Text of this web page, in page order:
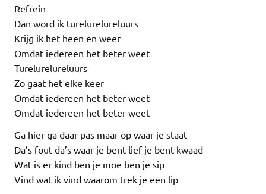
Refrein
Dan word ik turelurelureluurs
Krijg ik het heen en weer
Omdat iedereen het beter weet
Turelurelureluurs
Zo gaat het elke keer
Omdat iedereen het beter weet
Omdat iedereen het beter weet
Ga hier ga daar pas maar op waar je staat
Da’s fout da’s waar je bent lief je bent kwaad
Wat is er kind ben je moe ben je sip
Vind wat ik vind waarom trek je een lip